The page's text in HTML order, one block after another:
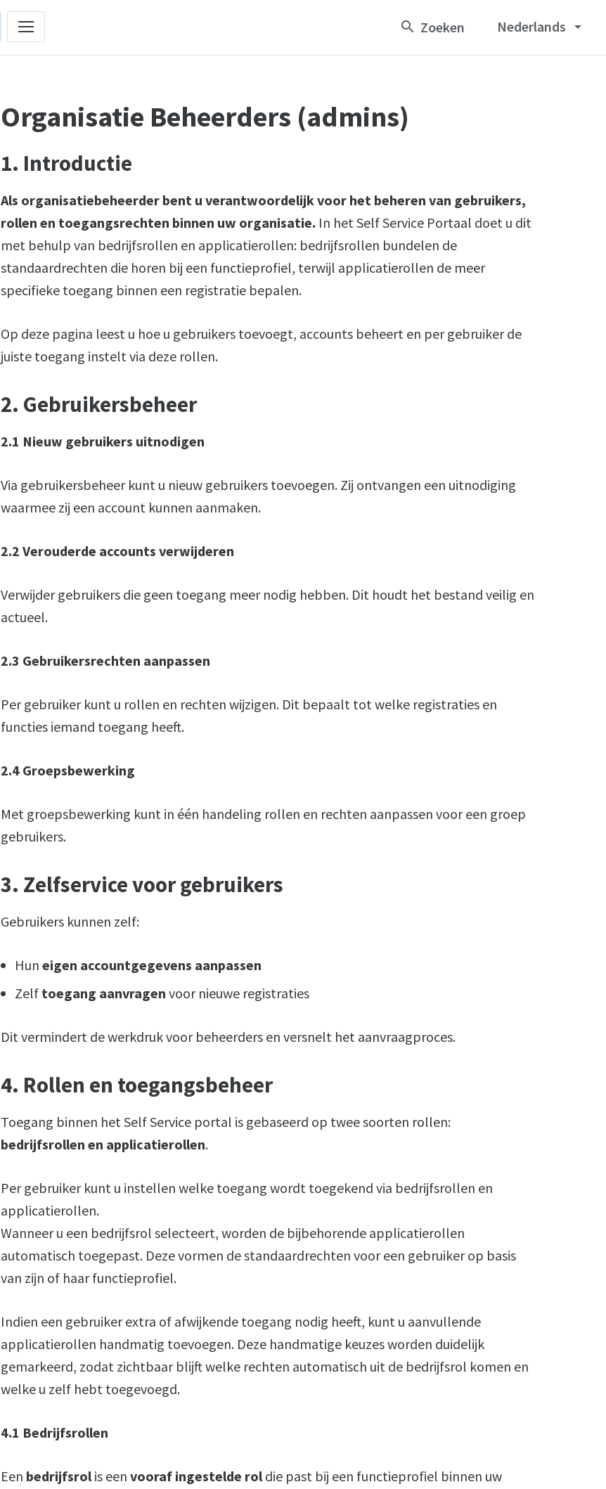
Nederlands arrow_drop_down
Organisatie Beheerders (admins)
1. Introductie
Als organisatiebeheerder bent u verantwoordelijk voor het beheren van gebruikers,
rollen en toegangsrechten binnen uw organisatie. In het Self Service Portaal doet u dit
met behulp van bedrijfsrollen en applicatierollen: bedrijfsrollen bundelen de
standaardrechten die horen bij een functieprofiel, terwijl applicatierollen de meer
specifieke toegang binnen een registratie bepalen.
Op deze pagina leest u hoe u gebruikers toevoegt, accounts beheert en per gebruiker de
juiste toegang instelt via deze rollen.
2. Gebruikersbeheer
2.1 Nieuw gebruikers uitnodigen
Via gebruikersbeheer kunt u nieuw gebruikers toevoegen. Zij ontvangen een uitnodiging
waarmee zij een account kunnen aanmaken.
2.2 Verouderde accounts verwijderen
Verwijder gebruikers die geen toegang meer nodig hebben. Dit houdt het bestand veilig en
actueel.
2.3 Gebruikersrechten aanpassen
Per gebruiker kunt u rollen en rechten wijzigen. Dit bepaalt tot welke registraties en
functies iemand toegang heeft.
2.4 Groepsbewerking
Met groepsbewerking kunt in één handeling rollen en rechten aanpassen voor een groep
gebruikers.
3. Zelfservice voor gebruikers
Gebruikers kunnen zelf:
Huneigen accountgegevens aanpassen
Zelf toegang aanvragen voor nieuwe registraties
Dit vermindert de werkdruk voor beheerders en versnelt het aanvraagproces.
4. Rollen en toegangsbeheer
Toegang binnen het Self Service portal is gebaseerd op twee soorten rollen:
bedrijfsrollen en applicatierollen.
Per gebruiker kunt u instellen welke toegang wordt toegekend via bedrijfsrollen en
applicatierollen.
Wanneer u een bedrijfsrol selecteert, worden de bijbehorende applicatierollen
automatisch toegepast. Deze vormen de standaardrechten voor een gebruiker op basis
van zijn of haar functieprofiel.
Indien een gebruiker extra of afwijkende toegang nodig heeft, kunt u aanvullende
applicatierollen handmatig toevoegen. Deze handmatige keuzes worden duidelijk
gemarkeerd, zodat zichtbaar blijft welke rechten automatisch uit de bedrijfsrol komen en
welke u zelf hebt toegevoegd.
4.1 Bedrijfsrollen
Een bedrijfsrolis een vooraf ingestelde roldie past bij een functieprofiel binnen uw